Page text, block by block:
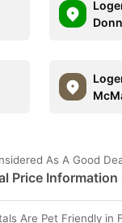
As A Good
Price
Are Pet Friendly in